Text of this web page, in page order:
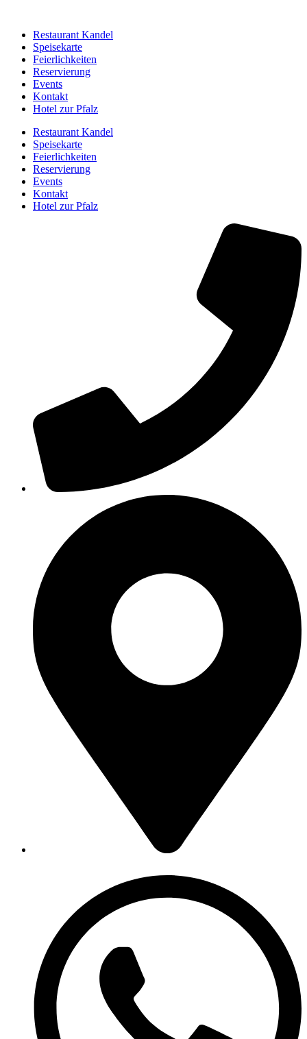
Restaurant Kandel
Speisekarte
Feierlichkeiten
Reservierung
Events
Kontakt
Hotel zur Pfalz
Restaurant Kandel
Speisekarte
Feierlichkeiten
Reservierung
Events
Kontakt
Hotel zur Pfalz